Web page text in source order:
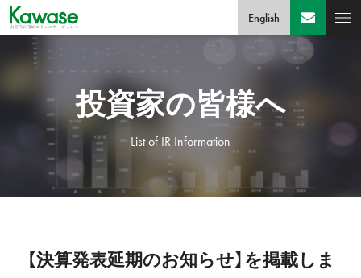
English
投資家の皆様へ
List of IR Information
【決算発表延期のお知らせ】を掲載しま